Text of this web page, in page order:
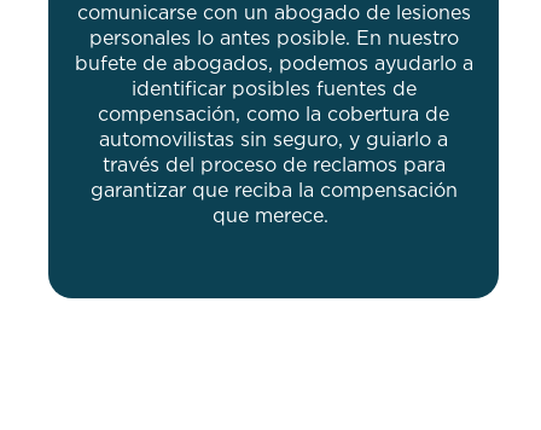
comunicarse con un abogado de lesiones
personales lo antes posible. En nuestro
bufete de abogados, podemos ayudarlo a
identificar posibles fuentes de
compensación, como la cobertura de
automovilistas sin seguro, y guiarlo a
través del proceso de reclamos para
garantizar que reciba la compensación
que merece.